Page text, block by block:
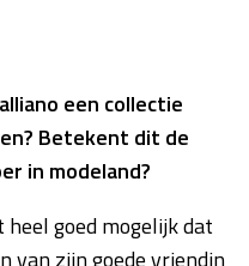
een collectie
Betekent dit de
in modeland?
heel goed mogelijk dat